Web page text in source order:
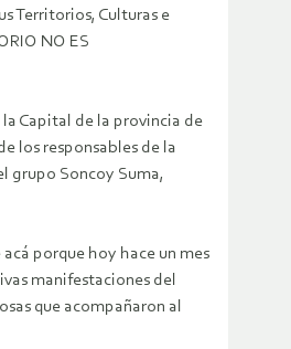
Territorios, Culturas e
NO ES
Capital de la provincia de
los responsables de la
grupo Soncoy Suma,
porque hoy hace un mes
manifestaciones del
que acompañaron al